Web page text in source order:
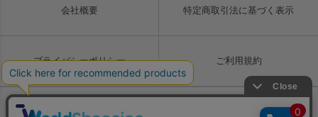
会社概要 特定商取引法に基づく表示
プライバシーポリシー ご利用規約